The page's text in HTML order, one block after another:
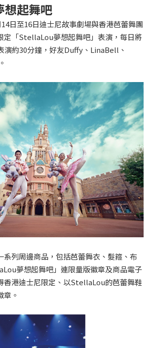
起舞吧
日至16日迪士尼故事劇場與香港芭蕾舞團
定「StellaLou夢想起舞吧」表演，每日將
演約30分鐘，好友Duffy、LinaBell、
系列周邊商品，包括芭蕾舞衣、髮箍、布
夢想起舞吧」連限量版徽章及商品電子
香港迪士尼限定、以StellaLou的芭蕾舞鞋
。